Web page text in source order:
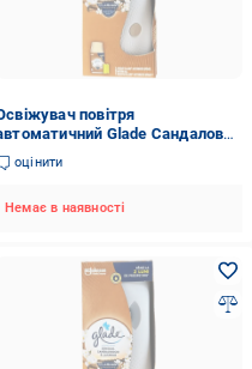
повітря
Glade Сандалове
та жасмин 269 мл
оцінити
Немає в наявності